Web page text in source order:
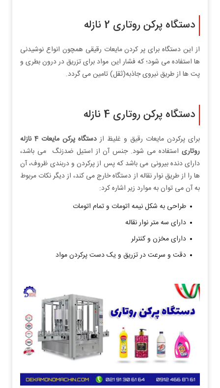
دستگاه پرکن روتاری 2 نازله
از این دستگاه برای پر کردن مایعات رقیقی همچون انواع نوشیدنی
ها استفاده می شود؛ که فشار این مواد برای تزریق در درون بطری و
پت ها از طریق نیروی جاذبه(ثقل) تامین می گردد.
دستگاه پرکن روتاری 4 نازله
برای پرکردن مایعات رقیق و غلیظ از
دستگاه پرکن مایعات 4 نازله
روتاری استفاده می شود. جنس آن از استیل ضدزنگ می باشد،
دارای دنده بیرونی می باشد که پس از پرکردن و دربندی ظروف، آن
ها را از طریق نوار نقاله از دستگاه خارج می کند، از دیگر نکات مربوط
به آن می توان به موارد زیر اشاره کرد:
طراحی به شکل نیمه اتومات و تمام اتومات
دارای سه متر نوار نقاله
دارای مخزن و کنترلر
دقت و سرعت در تزریق و یک دست پرکردن مواد